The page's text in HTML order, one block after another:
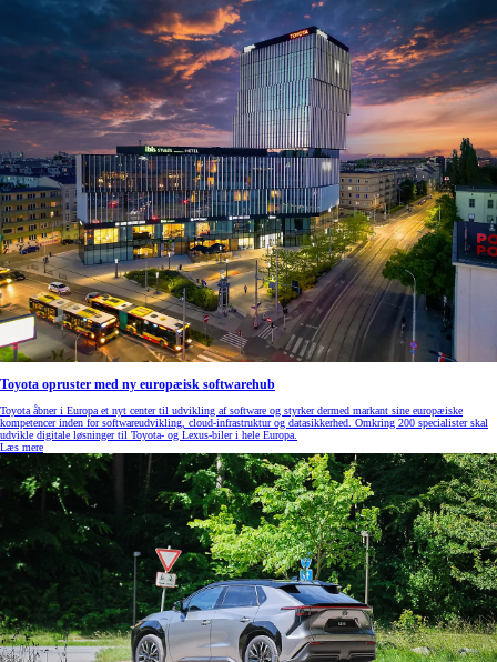
Toyota opruster med ny europæisk softwarehub
Toyota åbner i Europa et nyt center til udvikling af software og styrker dermed markant sine europæiske
kompetencer inden for softwareudvikling, cloud‑infrastruktur og datasikkerhed. Omkring 200 specialister skal
udvikle digitale løsninger til Toyota- og Lexus‑biler i hele Europa.
Læs mere